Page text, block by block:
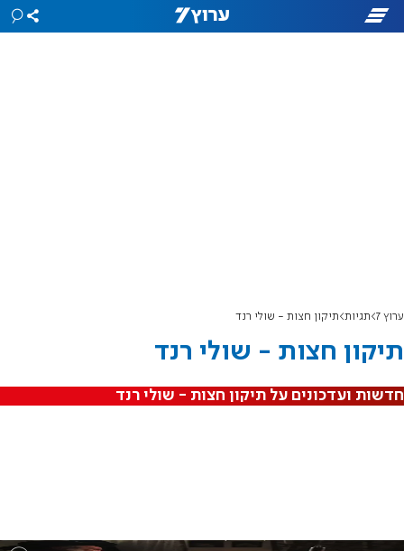
ערוץ 7 תגיות תיקון חצות - שולי רנד
תיקון חצות - שולי רנד
חדשות ועדכונים על תיקון חצות - שולי רנד